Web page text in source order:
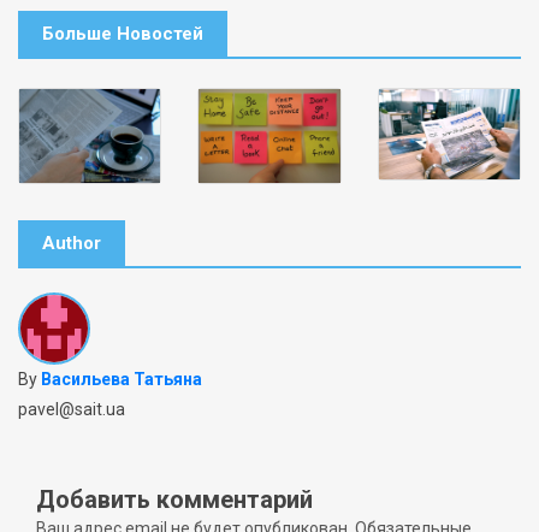
Больше Новостей
Author
By Васильева Татьяна
pavel@sait.ua
Добавить комментарий